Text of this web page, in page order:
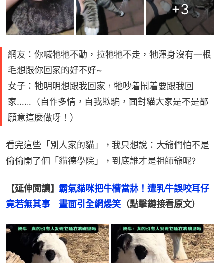
+3
網友：你喊牠牠不動，拉牠牠不走，牠渾身沒有一根
毛想跟你回家的好不好~
女子：牠明明想跟我回家，牠吵着鬧着要跟我回
家……（自作多情，自我欺騙，面對貓大家是不是都
願意這麼做呀！）
看完這些「別人家的貓」，我只想說：大爺們怕不是
偷偷開了個「貓德學院」，到底誰才是祖師爺呢?
【延伸閲讀】 霸氣貓咪把牛槽當牀！遭乳牛誤咬耳仔
竟若無其事　畫面引全網爆笑 （點擊鏈接看原文）